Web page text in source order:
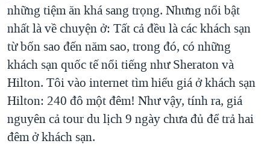
TRỊNH VĨNH BÌNH VS. CHÍNH PHỦ VIỆT NAM
NGƯ DÂN VIỆT VÀ LÀN SÓNG TRỘM HẢI SÂM
BÊN KIA QUỐC LỘ: TIẾNG VỌNG TỪ NÔNG THÔN MỸ
QUAN HỆ VIỆT MỸ
những tiệm ăn khá sang trọng. Nhưng nổi bật
nhất là về chuyện ở: Tất cả đều là các khách sạn
từ bốn sao đến năm sao, trong đó, có những
khách sạn quốc tế nổi tiếng như Sheraton và
Hilton. Tôi vào internet tìm hiểu giá ở khách sạn
Hilton: 240 đô một đêm! Như vậy, tính ra, giá
nguyên cả tour du lịch 9 ngày chưa đủ để trả hai
đêm ở khách sạn.